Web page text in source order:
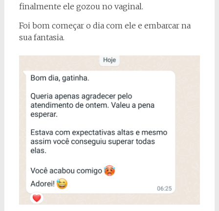
finalmente ele gozou no vaginal.
Foi bom começar o dia com ele e embarcar na
sua fantasia.